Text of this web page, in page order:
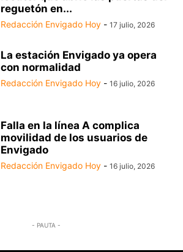
reguetón en...
Redacción Envigado Hoy - 17 julio, 2026
La estación Envigado ya opera
con normalidad
Redacción Envigado Hoy - 16 julio, 2026
Falla en la línea A complica
movilidad de los usuarios de
Envigado
Redacción Envigado Hoy - 16 julio, 2026
- PAUTA -